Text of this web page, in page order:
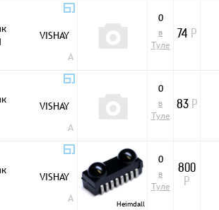
VISHAY
A
0
в
Туле
74 Р
VISHAY
A
0
в
Туле
83 Р
VISHAY
A Heimdall
0
в
Туле
800
Р